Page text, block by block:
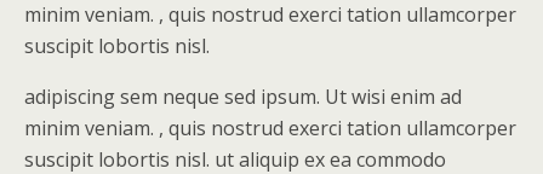
minim veniam. , quis nostrud exerci tation ullamcorper
suscipit lobortis nisl.
adipiscing sem neque sed ipsum. Ut wisi enim ad
minim veniam. , quis nostrud exerci tation ullamcorper
suscipit lobortis nisl. ut aliquip ex ea commodo